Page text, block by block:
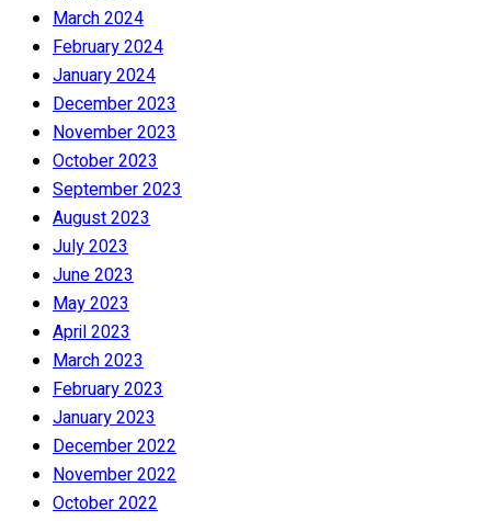
March 2024
February 2024
January 2024
December 2023
November 2023
October 2023
September 2023
August 2023
July 2023
June 2023
May 2023
April 2023
March 2023
February 2023
January 2023
December 2022
November 2022
October 2022